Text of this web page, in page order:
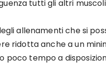
tutti gli altri
allenamenti che si
ridotta anche a un
poco tempo a